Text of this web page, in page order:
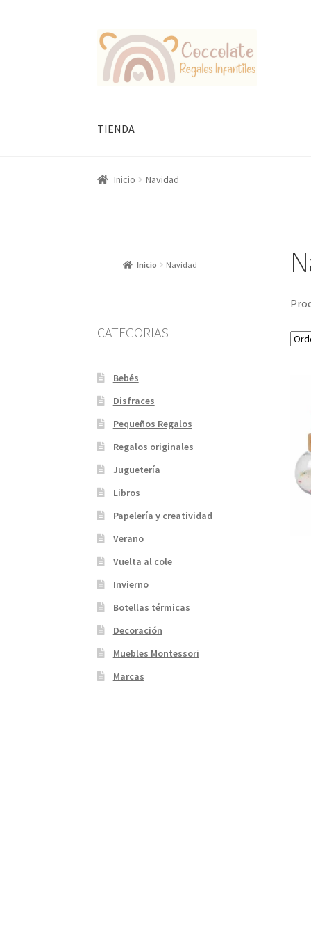
Ir
la
Ir
al
contenido
TIENDA
Inicio Navidad
Inicio Navidad
CATEGORIAS
Bebés
Disfraces
Pequeños Regalos
Regalos originales
Juguetería
Libros
Papelería y creatividad
Verano
Vuelta al cole
Invierno
Botellas térmicas
Decoración
Muebles Montessori
Marcas